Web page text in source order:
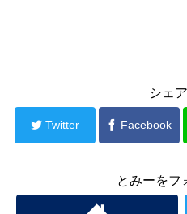
シェ
Twitter Facebook
とみーをフ